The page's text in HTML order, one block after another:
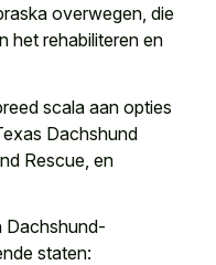
overwegen, die
het rehabiliteren en
scala aan opties
Dachshund
Rescue, en
Dachshund-
staten: